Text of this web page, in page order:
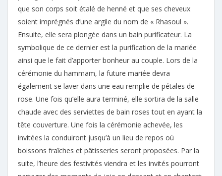
que son corps soit étalé de henné et que ses cheveux
soient imprégnés d’une argile du nom de « Rhasoul ».
Ensuite, elle sera plongée dans un bain purificateur. La
symbolique de ce dernier est la purification de la mariée
ainsi que le fait d’apporter bonheur au couple. Lors de la
cérémonie du hammam, la future mariée devra
également se laver dans une eau remplie de pétales de
rose. Une fois qu’elle aura terminé, elle sortira de la salle
chaude avec des serviettes de bain roses tout en ayant la
tête couverture. Une fois la cérémonie achevée, les
invitées la conduiront jusqu’à un lieu de repos où
boissons fraîches et pâtisseries seront proposées. Par la
suite, l’heure des festivités viendra et les invités pourront